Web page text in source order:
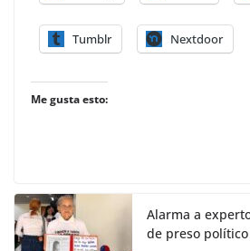
Tumblr Nextdoor
Me gusta esto:
Alarma a
de preso